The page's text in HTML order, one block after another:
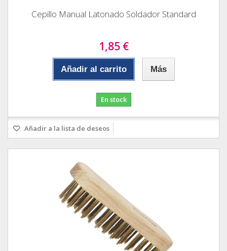
Cepillo Manual Latonado Soldador Standard
1,85 €
Añadir al carrito Más
En stock
Añadir a la lista de deseos